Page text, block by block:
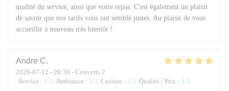
qualité du service, ainsi que votre repas. C'est également un plaisir
de savoir que nos tarifs vous ont semblé justes. Au plaisir de vous
accueillir à nouveau très bientôt !
Andre C
2026-07-12 - 20:30 - Couverts 2
Service : 4/5 Ambiance : 5/5 Cuisine : 5/5 Qualité / Prix : 4/5